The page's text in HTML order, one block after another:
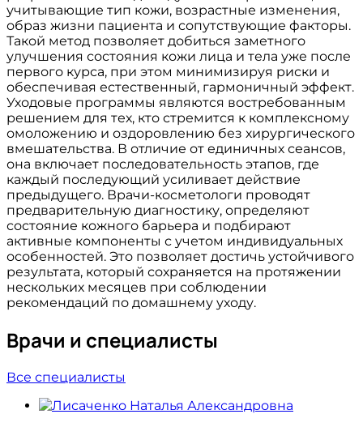
учитывающие тип кожи, возрастные изменения,
образ жизни пациента и сопутствующие факторы.
Такой метод позволяет добиться заметного
улучшения состояния кожи лица и тела уже после
первого курса, при этом минимизируя риски и
обеспечивая естественный, гармоничный эффект.
Уходовые программы являются востребованным
решением для тех, кто стремится к комплексному
омоложению и оздоровлению без хирургического
вмешательства. В отличие от единичных сеансов,
она включает последовательность этапов, где
каждый последующий усиливает действие
предыдущего. Врачи-косметологи проводят
предварительную диагностику, определяют
состояние кожного барьера и подбирают
активные компоненты с учетом индивидуальных
особенностей. Это позволяет достичь устойчивого
результата, который сохраняется на протяжении
нескольких месяцев при соблюдении
рекомендаций по домашнему уходу.
Врачи и специалисты
Все специалисты